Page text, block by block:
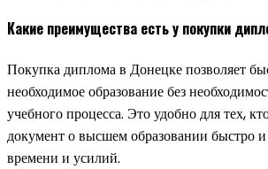
Какие преимущества есть у покупки
Покупка диплома в Донецке позволяет
необходимое образование без
учебного процесса. Это удобно для тех,
документ о высшем образовании быстро
времени и усилий.